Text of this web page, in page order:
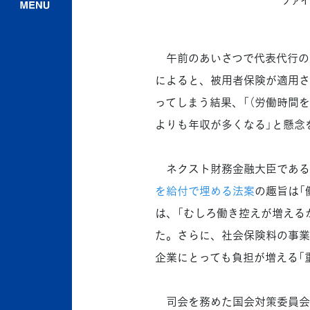
午前のあいさつで代表代行の
によると、被用者保険が適用
ってしまう結果、「（労働時
よりも年収が多くなる」と懸
ネクスト財務金融大臣であ
を給付で埋める法案の趣旨は
は、「むしろ働き控えが増え
た。さらに、社会保険料の事
企業にとっても負担が増える
司会を務めた国会対策委員